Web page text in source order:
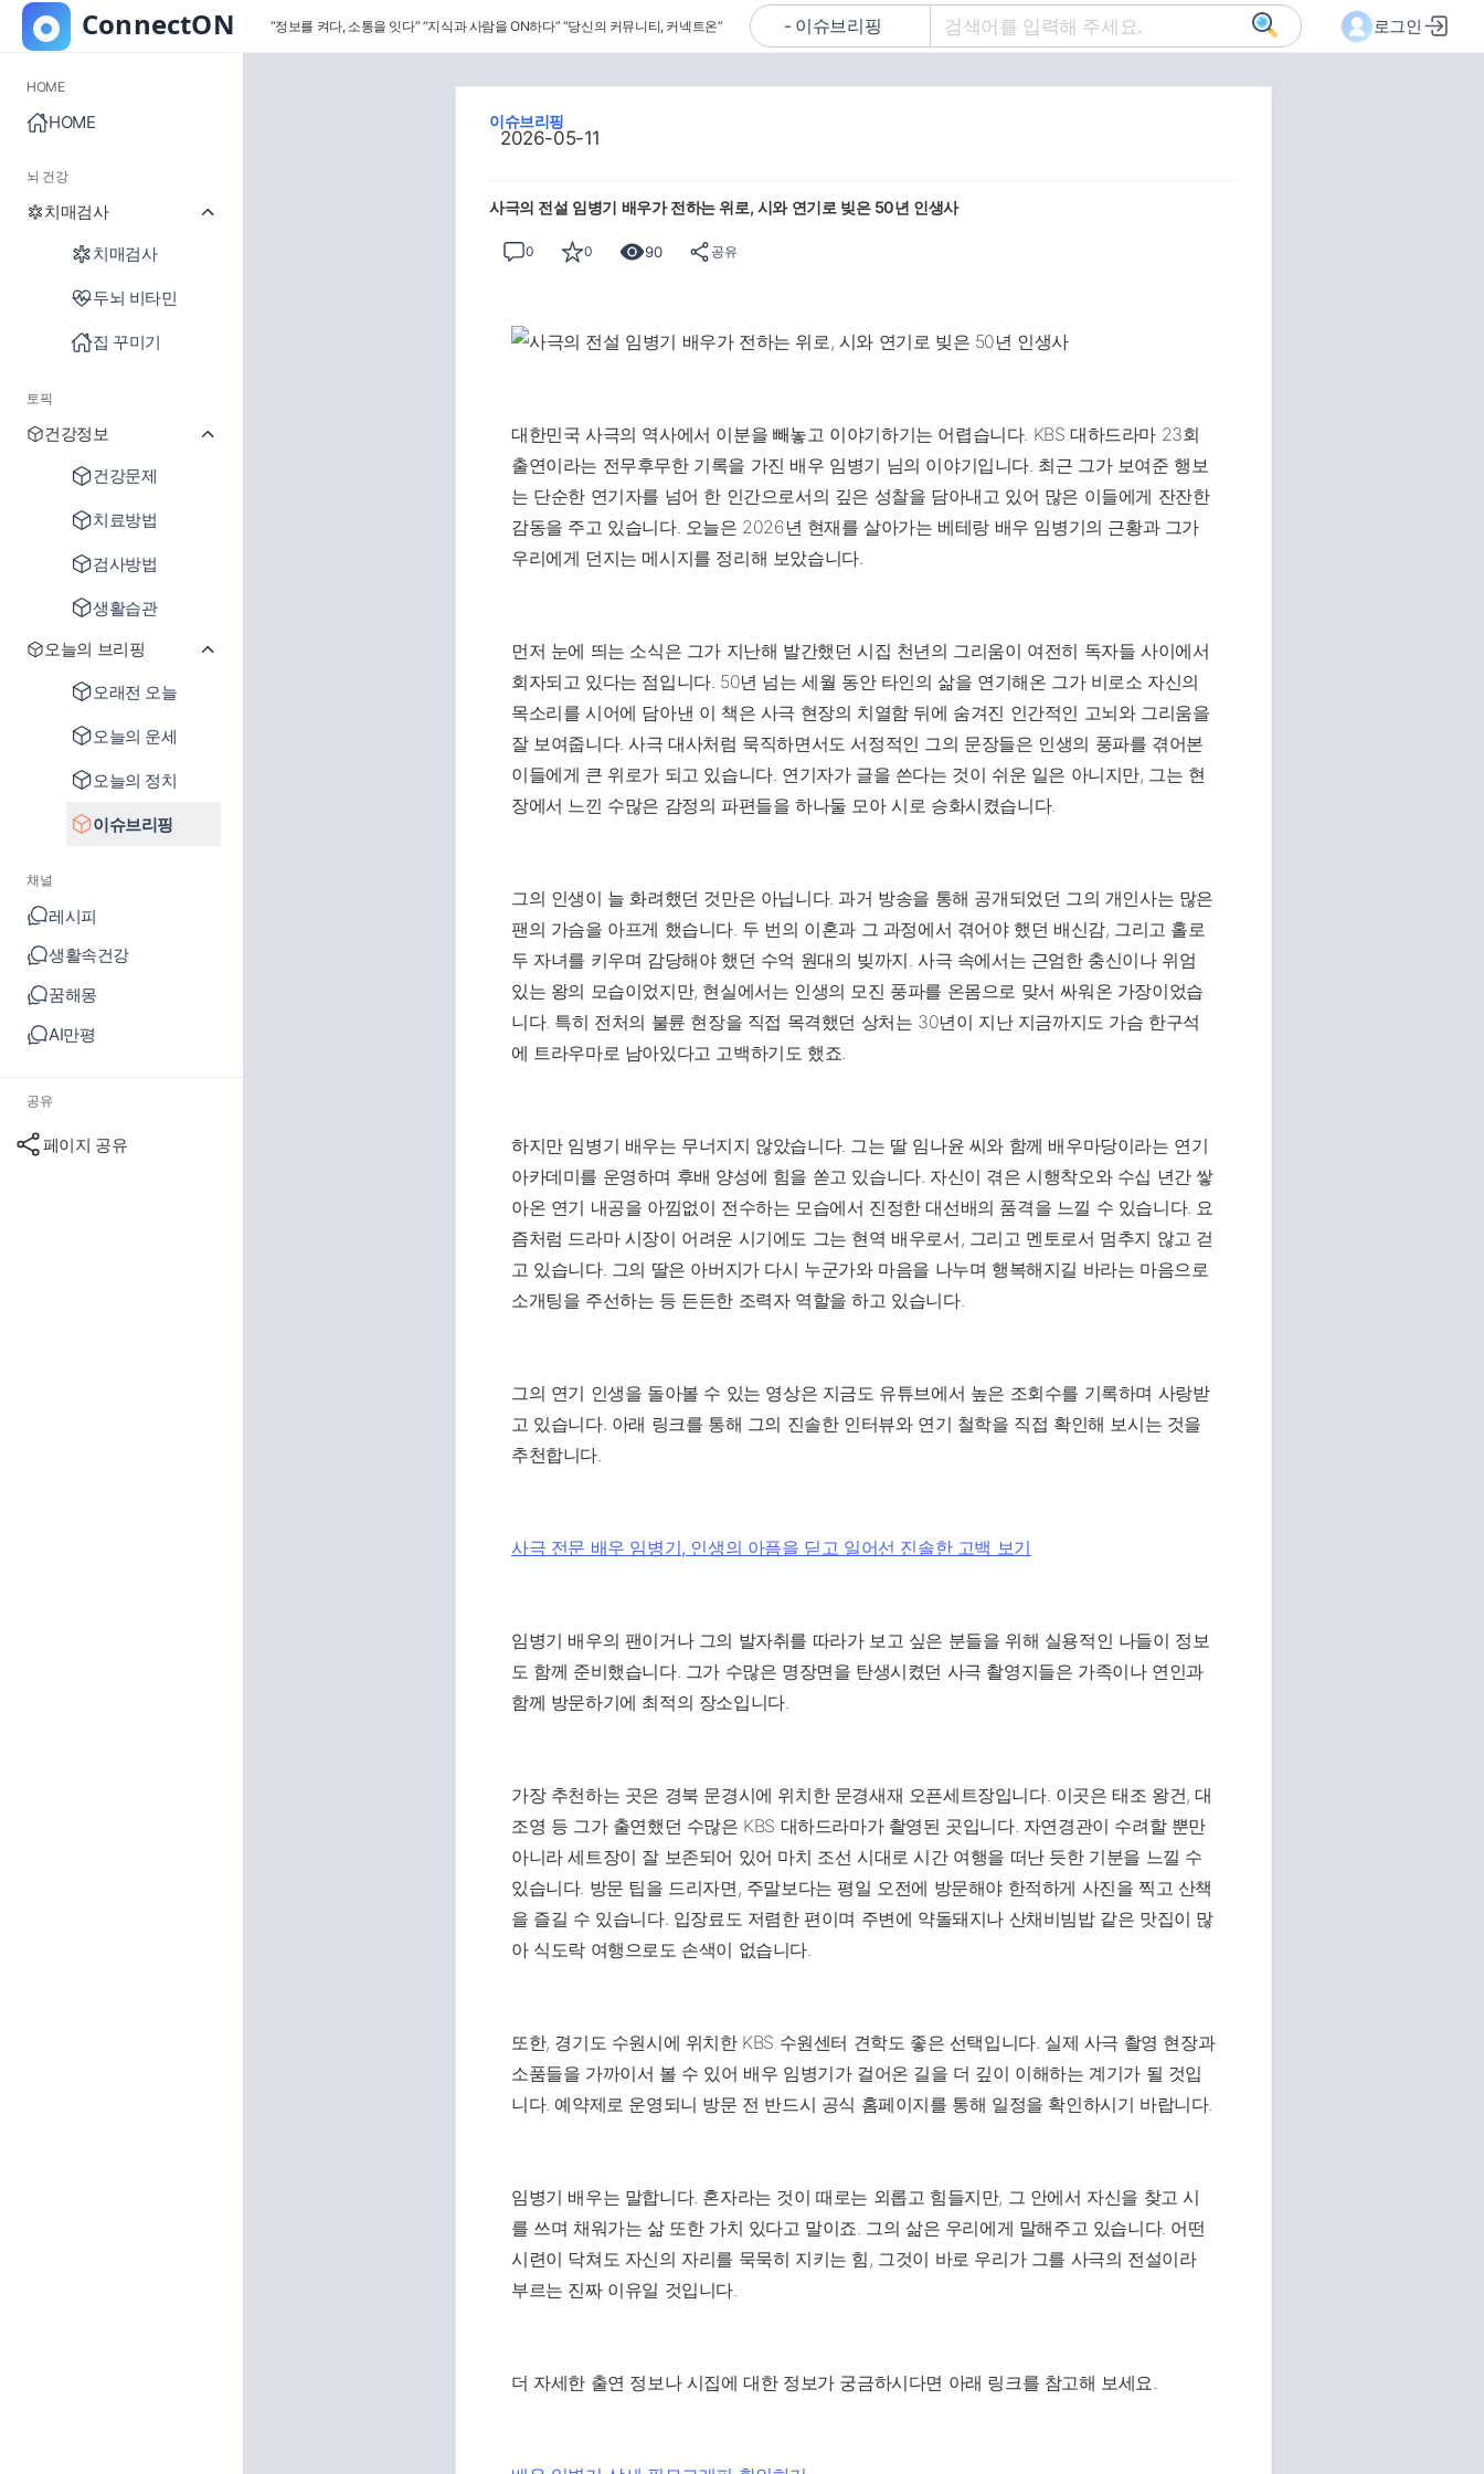
“정보를 켜다, 소통을 잇다” “지식과 사람을 ON하다” “당신의 커뮤니티, 커넥트온” 로그인
HOME
HOME
뇌 건강
치매검사
치매검사
두뇌 비타민
집 꾸미기
토픽
건강정보
건강문제
치료방법
검사방법
생활습관
오늘의 브리핑
오래전 오늘
오늘의 운세
오늘의 정치
이슈브리핑
채널
레시피
생활속건강
꿈해몽
AI만평
공유
페이지 공유
이슈브리핑
2026-05-11
사극의 전설 임병기 배우가 전하는 위로, 시와 연기로 빚은 50년 인생사
0 0 90 공유
대한민국 사극의 역사에서 이분을 빼놓고 이야기하기는 어렵습니다. KBS 대하드라마 23회
출연이라는 전무후무한 기록을 가진 배우 임병기 님의 이야기입니다. 최근 그가 보여준 행보
는 단순한 연기자를 넘어 한 인간으로서의 깊은 성찰을 담아내고 있어 많은 이들에게 잔잔한
감동을 주고 있습니다. 오늘은 2026년 현재를 살아가는 베테랑 배우 임병기의 근황과 그가
우리에게 던지는 메시지를 정리해 보았습니다.
먼저 눈에 띄는 소식은 그가 지난해 발간했던 시집 천년의 그리움이 여전히 독자들 사이에서
회자되고 있다는 점입니다. 50년 넘는 세월 동안 타인의 삶을 연기해온 그가 비로소 자신의
목소리를 시어에 담아낸 이 책은 사극 현장의 치열함 뒤에 숨겨진 인간적인 고뇌와 그리움을
잘 보여줍니다. 사극 대사처럼 묵직하면서도 서정적인 그의 문장들은 인생의 풍파를 겪어본
이들에게 큰 위로가 되고 있습니다. 연기자가 글을 쓴다는 것이 쉬운 일은 아니지만, 그는 현
장에서 느낀 수많은 감정의 파편들을 하나둘 모아 시로 승화시켰습니다.
그의 인생이 늘 화려했던 것만은 아닙니다. 과거 방송을 통해 공개되었던 그의 개인사는 많은
팬의 가슴을 아프게 했습니다. 두 번의 이혼과 그 과정에서 겪어야 했던 배신감, 그리고 홀로
두 자녀를 키우며 감당해야 했던 수억 원대의 빚까지. 사극 속에서는 근엄한 충신이나 위엄
있는 왕의 모습이었지만, 현실에서는 인생의 모진 풍파를 온몸으로 맞서 싸워온 가장이었습
니다. 특히 전처의 불륜 현장을 직접 목격했던 상처는 30년이 지난 지금까지도 가슴 한구석
에 트라우마로 남아있다고 고백하기도 했죠.
하지만 임병기 배우는 무너지지 않았습니다. 그는 딸 임나윤 씨와 함께 배우마당이라는 연기
아카데미를 운영하며 후배 양성에 힘을 쏟고 있습니다. 자신이 겪은 시행착오와 수십 년간 쌓
아온 연기 내공을 아낌없이 전수하는 모습에서 진정한 대선배의 품격을 느낄 수 있습니다. 요
즘처럼 드라마 시장이 어려운 시기에도 그는 현역 배우로서, 그리고 멘토로서 멈추지 않고 걷
고 있습니다. 그의 딸은 아버지가 다시 누군가와 마음을 나누며 행복해지길 바라는 마음으로
소개팅을 주선하는 등 든든한 조력자 역할을 하고 있습니다.
그의 연기 인생을 돌아볼 수 있는 영상은 지금도 유튜브에서 높은 조회수를 기록하며 사랑받
고 있습니다. 아래 링크를 통해 그의 진솔한 인터뷰와 연기 철학을 직접 확인해 보시는 것을
추천합니다.
사극 전문 배우 임병기, 인생의 아픔을 딛고 일어선 진솔한 고백 보기
임병기 배우의 팬이거나 그의 발자취를 따라가 보고 싶은 분들을 위해 실용적인 나들이 정보
도 함께 준비했습니다. 그가 수많은 명장면을 탄생시켰던 사극 촬영지들은 가족이나 연인과
함께 방문하기에 최적의 장소입니다.
가장 추천하는 곳은 경북 문경시에 위치한 문경새재 오픈세트장입니다. 이곳은 태조 왕건, 대
조영 등 그가 출연했던 수많은 KBS 대하드라마가 촬영된 곳입니다. 자연경관이 수려할 뿐만
아니라 세트장이 잘 보존되어 있어 마치 조선 시대로 시간 여행을 떠난 듯한 기분을 느낄 수
있습니다. 방문 팁을 드리자면, 주말보다는 평일 오전에 방문해야 한적하게 사진을 찍고 산책
을 즐길 수 있습니다. 입장료도 저렴한 편이며 주변에 약돌돼지나 산채비빔밥 같은 맛집이 많
아 식도락 여행으로도 손색이 없습니다.
또한, 경기도 수원시에 위치한 KBS 수원센터 견학도 좋은 선택입니다. 실제 사극 촬영 현장과
소품들을 가까이서 볼 수 있어 배우 임병기가 걸어온 길을 더 깊이 이해하는 계기가 될 것입
니다. 예약제로 운영되니 방문 전 반드시 공식 홈페이지를 통해 일정을 확인하시기 바랍니다.
임병기 배우는 말합니다. 혼자라는 것이 때로는 외롭고 힘들지만, 그 안에서 자신을 찾고 시
를 쓰며 채워가는 삶 또한 가치 있다고 말이죠. 그의 삶은 우리에게 말해주고 있습니다. 어떤
시련이 닥쳐도 자신의 자리를 묵묵히 지키는 힘, 그것이 바로 우리가 그를 사극의 전설이라
부르는 진짜 이유일 것입니다.
더 자세한 출연 정보나 시집에 대한 정보가 궁금하시다면 아래 링크를 참고해 보세요.